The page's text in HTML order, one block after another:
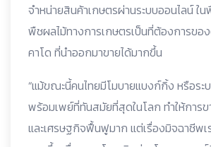
จำหน่ายสินค้าเกษตรผ่านระบบออนไลน์ ใ
พืชผลไม้ทางการเกษตรเป็นที่ต้องการของ
คาโด ที่นำออกมาขายได้มากขึ้น
“แม้ขณะนี้คนไทยมีโมบายแบงก์กิ้ง หรือระ
พร้อมเพย์ที่ทันสมัยที่สุดในโลก ทำให้การ
และเศรษฐกิจฟื้นฟูมาก แต่เรื่องมิจฉาชีพเ